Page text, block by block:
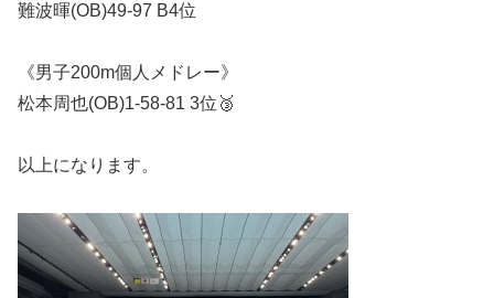
難波暉(OB)49-97 B4位
《男子200m個人メドレー》
松本周也(OB)1-58-81 3位🥉
以上になります。